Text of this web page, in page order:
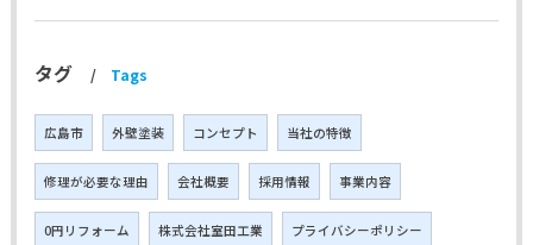
タグ Tags
広島市 外壁塗装 コンセプト 当社の特徴
修理が必要な理由 会社概要 採用情報 事業内容
0円リフォーム 株式会社室田工業 プライバシーポリシー